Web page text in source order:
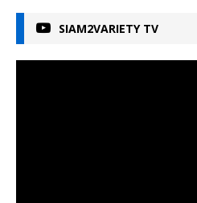
SIAM2VARIETY TV